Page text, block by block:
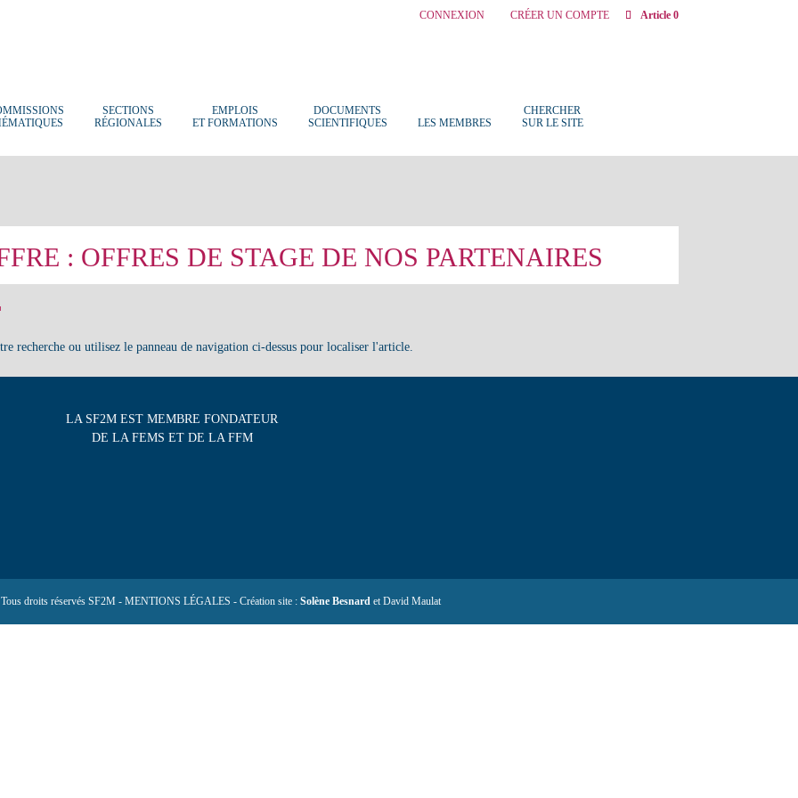
CONNEXION CRÉER UN COMPTE Article 0
SECTIONS
RÉGIONALES
EMPLOIS
ET FORMATIONS
DOCUMENTS
SCIENTIFIQUES
LES MEMBRES
CHERCHER
SUR LE SITE
: OFFRES DE STAGE DE NOS PARTENAIRES
recherche ou utilisez le panneau de navigation ci-dessus pour localiser l'article.
LA SF2M EST MEMBRE FONDATEUR
DE LA FEMS ET DE LA FFM
droits réservés SF2M - MENTIONS LÉGALES - Création site : Solène Besnard et David Maulat